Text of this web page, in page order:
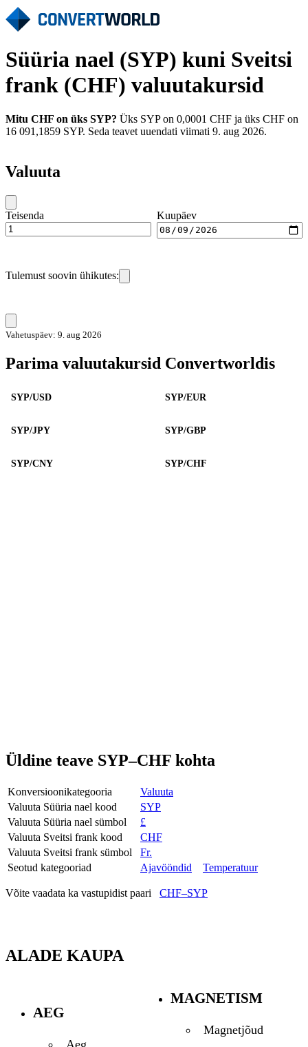
Süüria nael (SYP) kuni Sveitsi
frank (CHF) valuutakursid
Mitu CHF on üks SYP? Üks SYP on 0,0001 CHF ja üks CHF on
16 091,1859 SYP. Seda teavet uuendati viimati 9. aug 2026.
Valuuta
Teisenda Kuupäev
Tulemust soovin ühikutes:
Vahetuspäev: 9. aug 2026
Parima valuutakursid Convertworldis
SYP/USD SYP/EUR
SYP/JPY SYP/GBP
SYP/CNY SYP/CHF
Üldine teave SYP–CHF kohta
Konversioonikategooria
Valuuta
Valuuta Süüria nael kood
SYP
Valuuta Süüria nael sümbol
£
Valuuta Sveitsi frank kood
CHF
Valuuta Sveitsi frank sümbol
Fr.
Seotud kategooriad
Ajavööndid Temperatuur
Võite vaadata ka vastupidist paari CHF–SYP
ALADE KAUPA
AEG
MAGNETISM
Magnetjõud